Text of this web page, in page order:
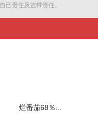
己责任及连带责任。
烂番茄68％...